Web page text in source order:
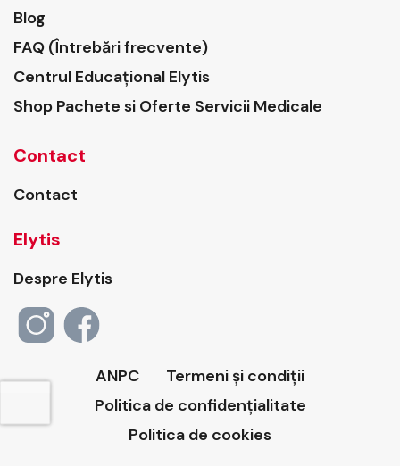
Blog
FAQ (Întrebări frecvente)
Centrul Educațional Elytis
Shop Pachete si Oferte Servicii Medicale
Contact
Contact
Elytis
Despre Elytis
ANPC
Termeni și condiții
Politica de confidențialitate
Politica de cookies